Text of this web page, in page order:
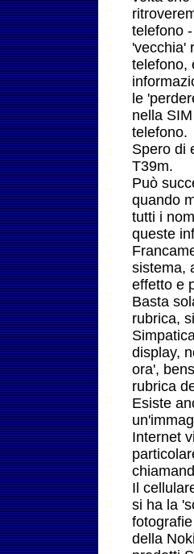
telefono
'vecchia'
telefono,
le
nella
telefono.
Spero di
T39m.
Può
quando
tutti i
queste
sistema,
effetto e
Basta
rubrica,
display,
ora',
rubrica
Esiste
Internet
Il
si ha la
della